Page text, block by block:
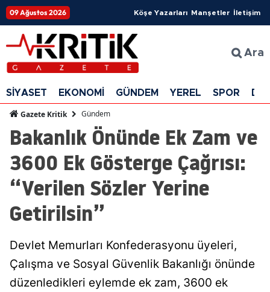
09 Ağustos 2026 Köşe Yazarları Manşetler İletişim
Ara
SİYASET EKONOMİ GÜNDEM YEREL SPOR
Gazete Kritik Gündem
Bakanlık Önünde Ek Zam ve
3600 Ek Gösterge Çağrısı:
“Verilen Sözler Yerine
Getirilsin”
Devlet Memurları Konfederasyonu üyeleri,
Çalışma ve Sosyal Güvenlik Bakanlığı önünde
düzenledikleri eylemde ek zam, 3600 ek